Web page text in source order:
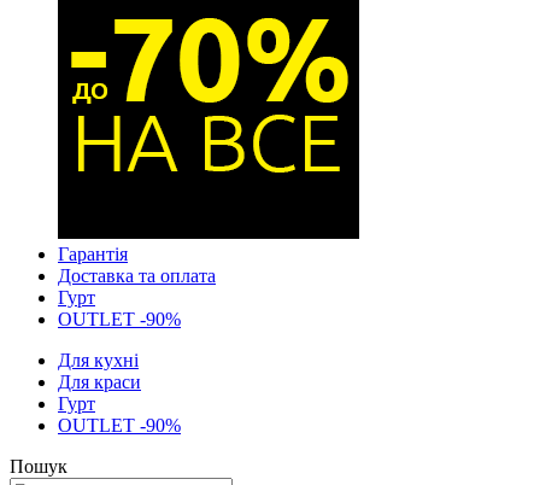
Гарантія
Доставка та оплата
Гурт
OUTLET -90%
Для кухні
Для краси
Гурт
OUTLET -90%
Пошук